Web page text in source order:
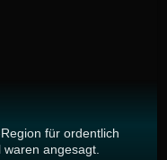
für ordentlich
angesagt.